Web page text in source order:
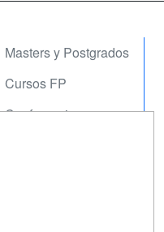
Masters y Postgrados
Cursos FP
Conferencias